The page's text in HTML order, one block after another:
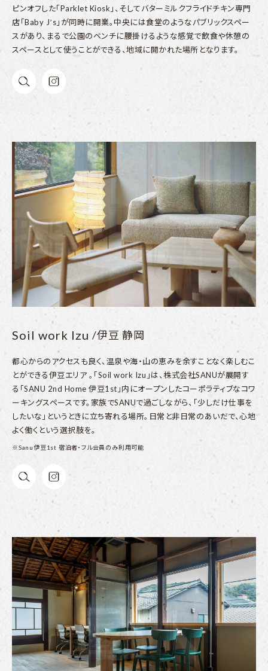
ピンオフした「Parklet Kiosk」、そしてバターミルクフライドチキン専門
店「Baby Jʼs」が同時に開業。中央には食堂のようなパブリックスペー
スがあり、まるで公園のベンチに腰掛けるような感覚で飲食や休憩の
スペースとして使うことができる、地域に開かれた場所となります。
Soil work Izu /伊豆 静岡
都心からのアクセスも良く、温泉や海・山の恵みを余すことなく楽しむこ
とができる伊豆エリア 。「Soil work Izu」は、株式会社SANUが展開す
る「SANU 2nd Home 伊豆1st」内にオープンしたコーポラティブなコワ
ーキングスペースです。家族でSANUで過ごしながら、「少しだけ仕事を
したいな」というときに立ち寄れる場所。日常と非日常のあいだで、心地
よく働くという選択肢を。
※Sanu伊豆1st 宿泊者・フル会員のみ利用可能